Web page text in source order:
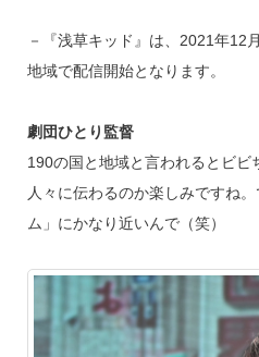
－『浅草キッド』は、2021年12
地域で配信開始となります。
劇団ひとり監督
190の国と地域と言われるとビビ
人々に伝わるのか楽しみですね
ム」にかなり近いんで（笑）